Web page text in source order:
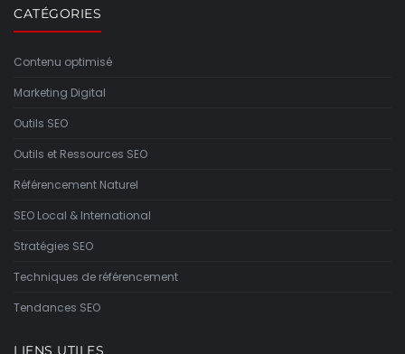
CATÉGORIES
Contenu optimisé
Marketing Digital
Outils SEO
Outils et Ressources SEO
Référencement Naturel
SEO Local & International
Stratégies SEO
Techniques de référencement
Tendances SEO
LIENS UTILES